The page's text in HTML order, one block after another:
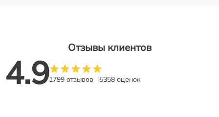
Отзывы клиентов
4.91799 отзывов 5358 оценок